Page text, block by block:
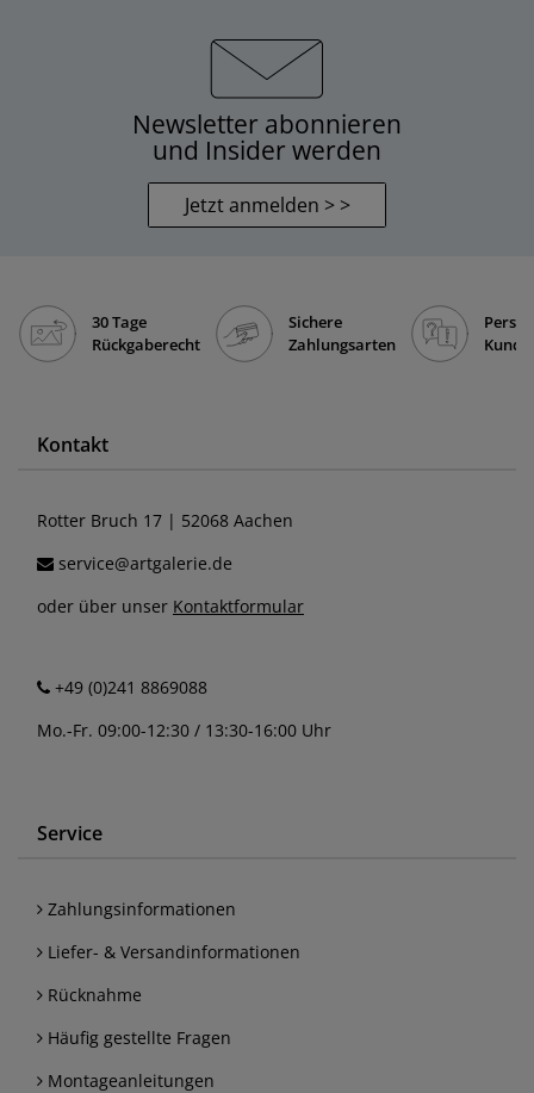
Newsletter abonnieren
und Insider werden
Jetzt anmelden > >
30 Tage
Rückgaberecht
Sichere
Zahlungsarten
Kontakt
Rotter Bruch 17 | 52068 Aachen
service@artgalerie.de
oder über unser Kontaktformular
+49 (0)241 8869088
Mo.-Fr. 09:00-12:30 / 13:30-16:00 Uhr
Service
Zahlungsinformationen
Liefer- & Versandinformationen
Rücknahme
Häufig gestellte Fragen
Montageanleitungen